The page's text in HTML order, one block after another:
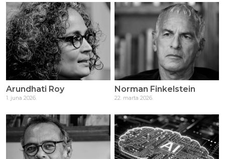
Arundhati Roy
1. juna 2026.
Norman Finkelstein
22. marta 2026.